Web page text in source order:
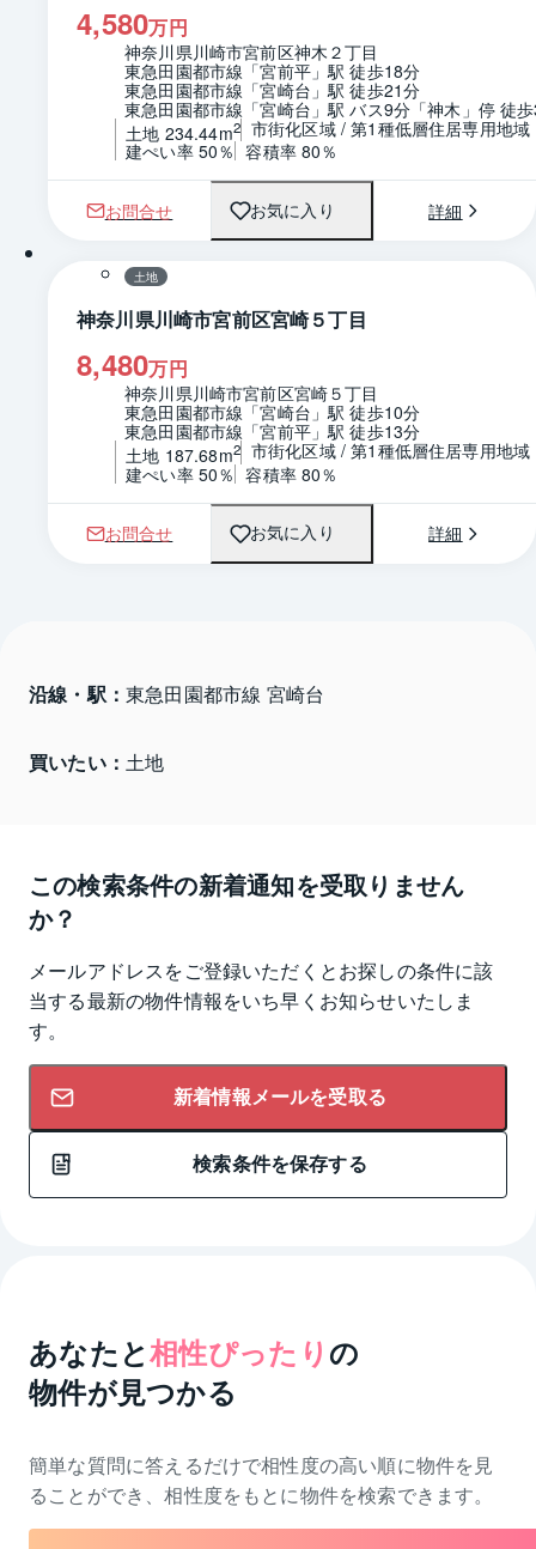
4,580万円
神奈川県川崎市宮前区神木２丁目
東急田園都市線「宮前平」駅 徒歩18分
東急田園都市線「宮崎台」駅 徒歩21分
東急田園都市線「宮崎台」駅 バス9分「神木」停 徒
土地 234.44m2 市街化区域 / 第1種低層住居専用地域
建ぺい率 50％ 容積率 80％
お問合せ お気に入り 詳細
1 / 0 区画図
土地
神奈川県川崎市宮前区宮崎５丁目
8,480万円
神奈川県川崎市宮前区宮崎５丁目
東急田園都市線「宮崎台」駅 徒歩10分
東急田園都市線「宮前平」駅 徒歩13分
土地 187.68m2 市街化区域 / 第1種低層住居専用地域
建ぺい率 50％ 容積率 80％
お問合せ お気に入り 詳細
沿線・駅： 東急田園都市線 宮崎台
買いたい： 土地
この検索条件の新着通知を受取りません
か？
メールアドレスをご登録いただくとお探しの条件に該
当する最新の物件情報をいち早くお知らせいたしま
す。
新着情報メールを受取る
検索条件を保存する
あなたと相性ぴったり の
物件が見つかる
簡単な質問に答えるだけで相性度の高い順に物件を 見
ることができ、相性度をもとに物件を検索できます。